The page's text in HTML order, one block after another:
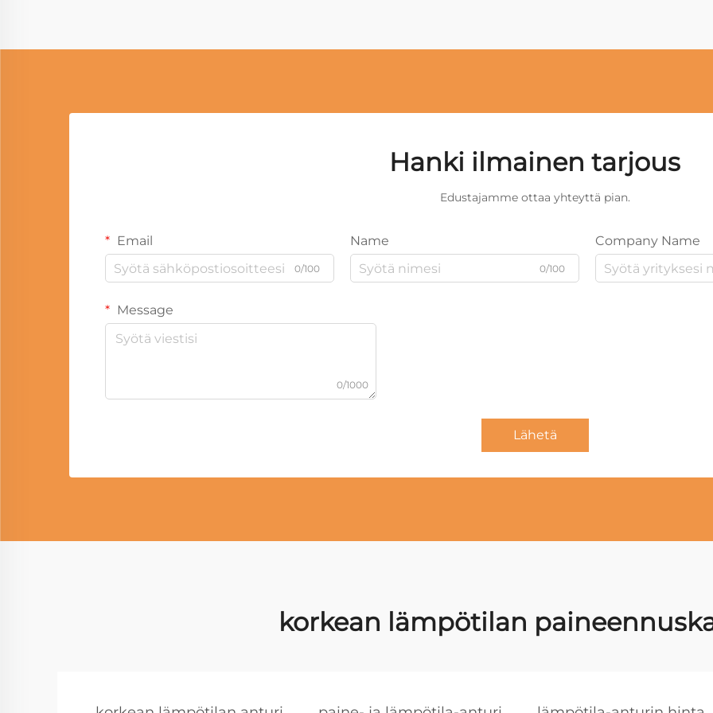
Hanki ilmainen tarjous
Edustajamme ottaa yhteyttä pian.
Email
0/100
Name
0/100
Company Name
Message
0/1000
Lähetä
korkean lämpötilan